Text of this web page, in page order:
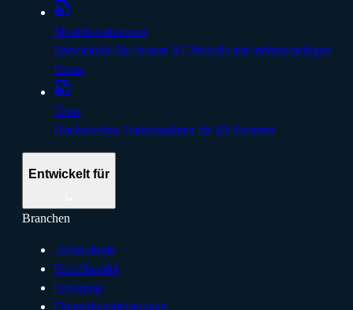
Modellevaluierung
Entwickeln Sie bessere KI-Modelle mit mehrsprachigen
Daten
Train
Hochwertige Trainingsdaten für KI-Systeme
Entwickelt für
Branchen
Technologie
Einzelhandel
Fertigung
Finanzdienstleistungen